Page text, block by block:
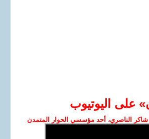
على اليوتيوب
الناصري، أحد مؤسسي الحوار المتمدن